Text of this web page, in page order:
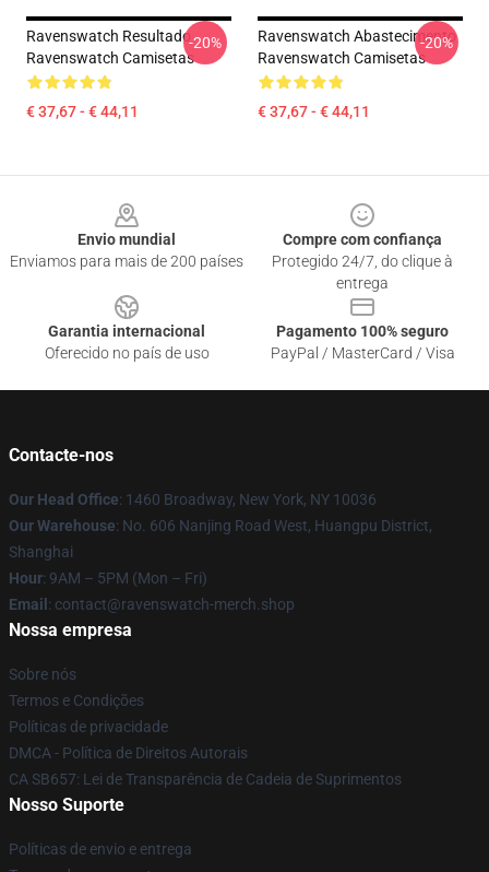
Ravenswatch Resultado
Ravenswatch Camisetas
€ 37,67 - € 44,11
-20%
Ravenswatch Abastecimento
Ravenswatch Camisetas
€ 37,67 - € 44,11
-20%
Envio mundial
Enviamos para mais de 200 países
Compre com confiança
Protegido 24/7, do clique à
entrega
Garantia internacional
Oferecido no país de uso
Pagamento 100% seguro
PayPal / MasterCard / Visa
Contacte-nos
Our Head Office: 1460 Broadway, New York, NY 10036
Our Warehouse: No. 606 Nanjing Road West, Huangpu District,
Shanghai
Hour: 9AM – 5PM (Mon – Fri)
Email : contact@ravenswatch-merch.shop
Nossa empresa
Sobre nós
Termos e Condições
Políticas de privacidade
DMCA - Política de Direitos Autorais
CA SB657: Lei de Transparência de Cadeia de Suprimentos
Nosso Suporte
Políticas de envio e entrega